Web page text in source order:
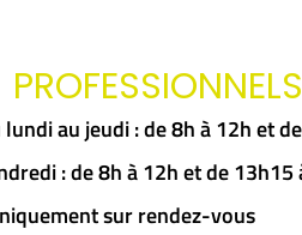
lundi au jeudi : de 8h à 12h et
: de 8h à 12h et de
sur rendez-vous